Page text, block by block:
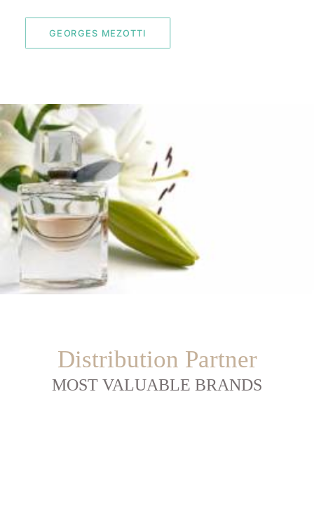
GEORGES MEZOTTI
Distribution Partner
MOST VALUABLE BRANDS